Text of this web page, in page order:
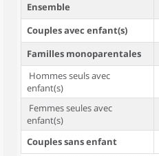
Ensemble
Couples avec enfant(s)
Familles monoparentales
Hommes seuls avec
enfant(s)
Femmes seules avec
enfant(s)
Couples sans enfant